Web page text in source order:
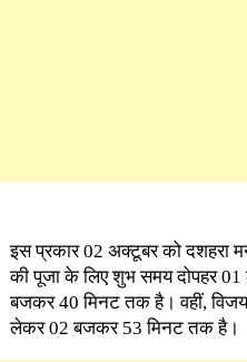
इस प्रकार 02 अक्टूबर को दशहरा
की पूजा के लिए शुभ समय दोपहर
बजकर 40 मिनट तक है। वहीं,
लेकर 02 बजकर 53 मिनट तक है।